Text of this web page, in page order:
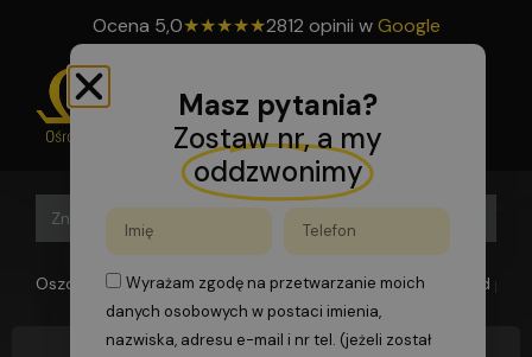
Ocena 5,0★★★★★2812 opinii wGoogle
Search
for:
Search
Oszomega>FAQs> Czy metan jest cięższy, czy lżejszy od
Masz pytania?
Zostaw nr, a my
oddzwonimy
Wyrażam zgodę na przetwarzanie moich
danych osobowych w postaci imienia,
nazwiska, adresu e-mail i nr tel. (jeżeli został